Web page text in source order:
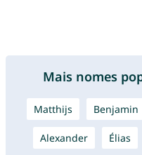
Mais nomes
Matthijs Benjamin
Alexander Élias